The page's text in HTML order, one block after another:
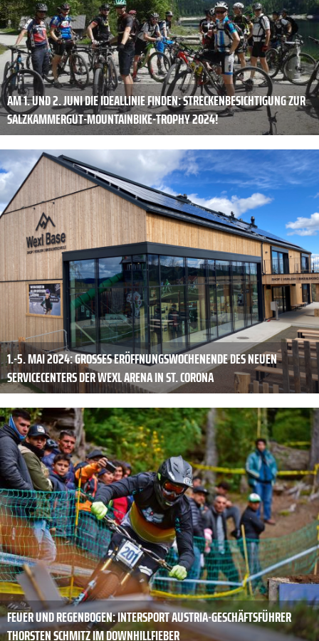
AM 1. UND 2. JUNI DIE IDEALLINIE FINDEN: STRECKENBESICHTIGUNG ZUR
SALZKAMMERGUT-MOUNTAINBIKE-TROPHY 2024!
1.-5. MAI 2024: GROSSES ERÖFFNUNGSWOCHENENDE DES NEUEN S
ERVICECENTERS DER WEXL ARENA IN ST. CORONA
FEUER UND ­REGENBOGEN: INTERSPORT AUSTRIA-GESCHÄFTSFÜHRER
THORSTEN SCHMITZ IM DOWNHILLFIEBER